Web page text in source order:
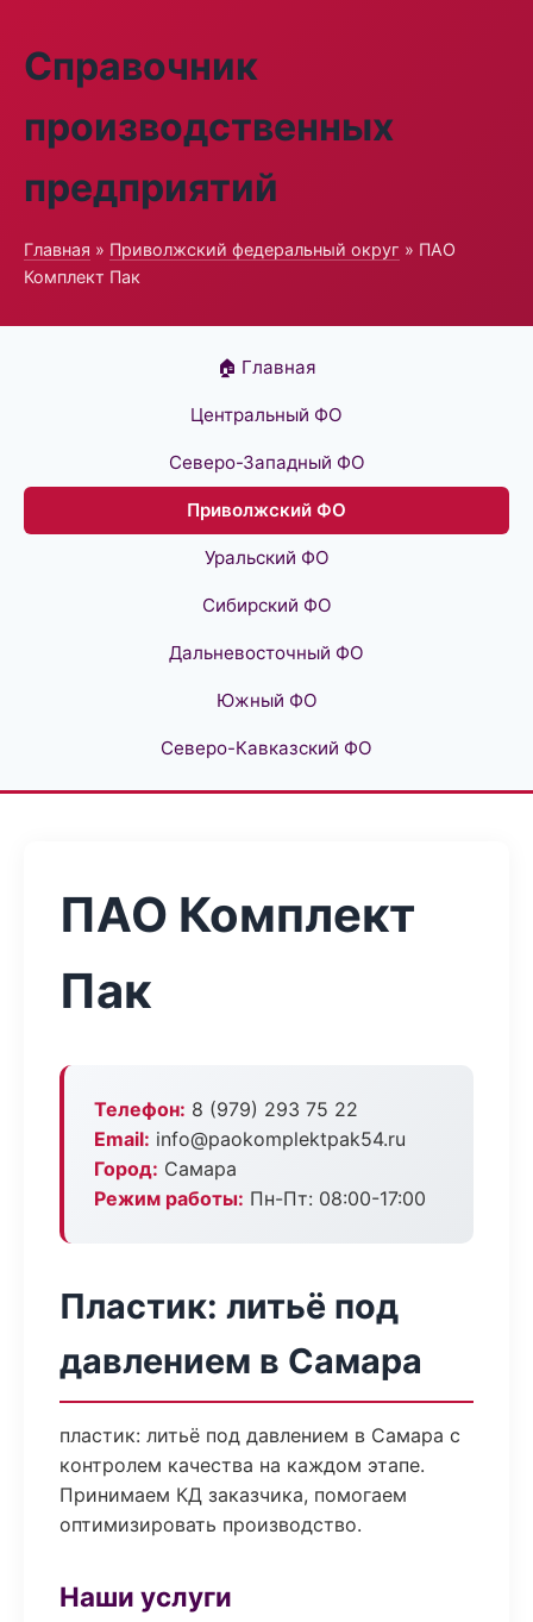
Справочник
производственных
предприятий
Главная » Приволжский федеральный округ » ПАО
Комплект Пак
🏠 Главная
Центральный ФО
Северо-Западный ФО
Приволжский ФО
Уральский ФО
Сибирский ФО
Дальневосточный ФО
Южный ФО
Северо-Кавказский ФО
ПАО Комплект
Пак
Телефон: 8 (979) 293 75 22
Email: info@paokomplektpak54.ru
Город: Самара
Режим работы: Пн-Пт: 08:00-17:00
Пластик: литьё под
давлением в Самара
пластик: литьё под давлением в Самара с
контролем качества на каждом этапе.
Принимаем КД заказчика, помогаем
оптимизировать производство.
Наши услуги